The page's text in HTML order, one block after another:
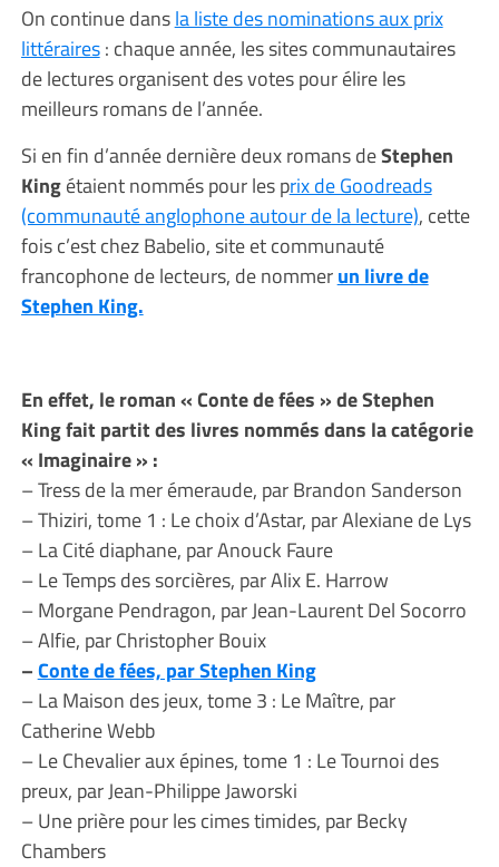
On continue dansla liste des nominations aux prix
littéraires: chaque année, les sites communautaires
de lectures organisent des votes pour élire les
meilleurs romans de l’année.
Si en fin d’année dernière deux romans deStephen
Kingétaient nommés pour les prix de Goodreads
(communauté anglophone autour de la lecture), cette
fois c’est chez Babelio, site et communauté
francophone de lecteurs, de nommerun livre de
Stephen King.
En effet, le roman « Conte de fées » de Stephen
King fait partit des livres nommés dans la catégorie
« Imaginaire » :
– Tress de la mer émeraude, par Brandon Sanderson
– Thiziri, tome 1 : Le choix d’Astar, par Alexiane de Lys
– La Cité diaphane, par Anouck Faure
– Le Temps des sorcières, par Alix E. Harrow
– Morgane Pendragon, par Jean-Laurent Del Socorro
– Alfie, par Christopher Bouix
–Conte de fées, par Stephen King
– La Maison des jeux, tome 3 : Le Maître, par
Catherine Webb
– Le Chevalier aux épines, tome 1 : Le Tournoi des
preux, par Jean-Philippe Jaworski
– Une prière pour les cimes timides, par Becky
Chambers